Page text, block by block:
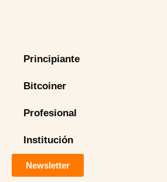
Principiante
Bitcoiner
Profesional
Institución
Newsletter